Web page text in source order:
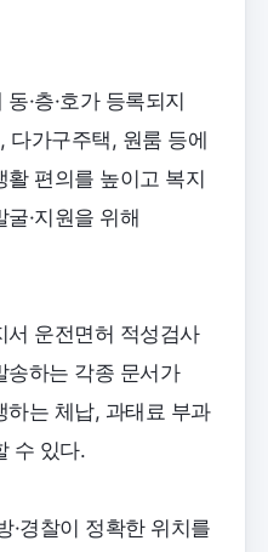
·층·호가 등록되지
다가구주택, 원룸 등에
편의를 높이고 복지
·지원을 위해
서 운전면허 적성검사
송하는 각종 문서가
는 체납, 과태료 부과
수 있다.
·경찰이 정확한 위치를